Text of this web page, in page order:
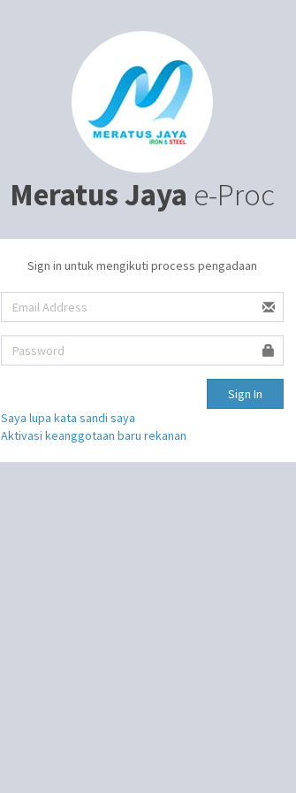
Meratus Jaya e-Proc
Sign in untuk mengikuti process pengadaan
Sign In
Saya lupa kata sandi saya
Aktivasi keanggotaan baru rekanan